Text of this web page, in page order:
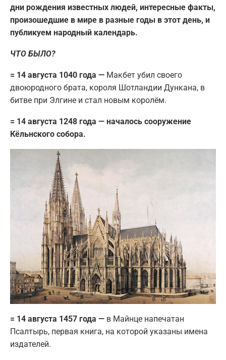
дни рождения известных людей, интересные факты,
произошедшие в мире в разные годы в этот день, и
публикуем народный календарь.
ЧТО БЫЛО?
= 14 августа 1040 года — Макбет убил своего
двоюродного брата, короля Шотландии Дункана, в
битве при Элгине и стал новым королём.
= 14 августа 1248 года — началось сооружение
Кёльнского собора.
= 14 августа 1457 года — в Майнце напечатан
Псалтырь, первая книга, на которой указаны имена
издателей.